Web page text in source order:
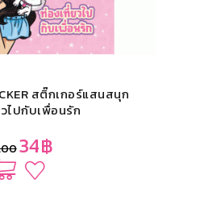
สติ๊กเกอร์แสนสนุก
ไปกับเพื่อนรัก
34฿